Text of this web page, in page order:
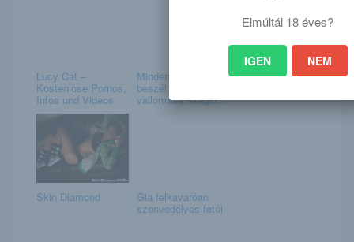
Lucy Cat –
Kostenlose Pornos,
Infos und Videos
Mindenki erről
beszél: Ádám Sofi
vallomása letagló...
Skin Diamond Gia felkavaróan
szenvedélyes fotói
Elmúltál 18 éves?
IGEN NEM